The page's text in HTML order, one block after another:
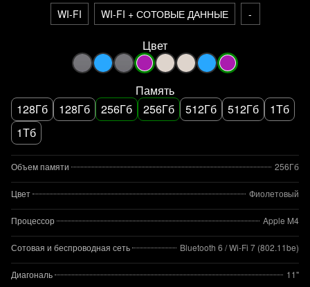
WI-FI WI-FI + СОТОВЫЕ ДАННЫЕ -
Цвет
Память
128Гб
128Гб 256Гб 256Гб 512Гб 512Гб
1Тб
1Тб
Объем памяти 256Гб
Цвет Фиолетовый
Процессор Apple M4
Сотовая и беспроводная сеть Bluetooth 6 / Wi‑Fi 7 (802.11be)
Диагональ 11"